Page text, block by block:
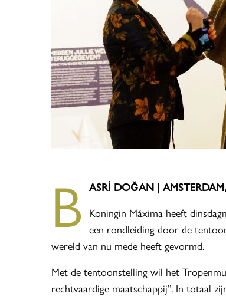
B ASRİ DOĞAN |
Koningin Máxima heeft
een rondleiding door de
wereld van nu mede heeft gevormd.
Met de tentoonstelling wil het
rechtvaardige maatschappij”. In totaal